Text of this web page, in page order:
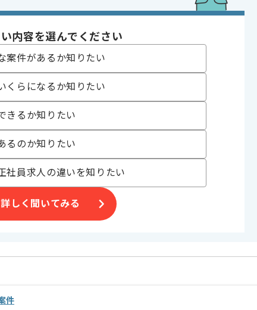
時間
展開している企業でございます。
ただきます。
内容を選んでください
案件があるか知りたい
くらになるか知りたい
きるか知りたい
るのか知りたい
社員求人の違いを知りたい
詳しく聞いてみる
件